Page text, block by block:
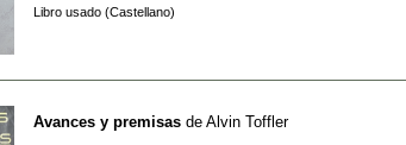
Libro usado (Castellano)
Avances y premisas de Alvin Toffler